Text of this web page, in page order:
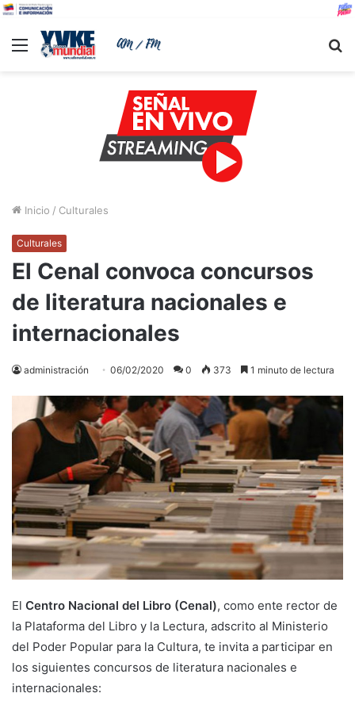
Menu
Inicio / Culturales
Culturales
El Cenal convoca concursos
de literatura nacionales e
internacionales
administración 06/02/2020 0 373 1 minuto de lectura
El Centro Nacional del Libro (Cenal), como ente rector de
la Plataforma del Libro y la Lectura, adscrito al Ministerio
del Poder Popular para la Cultura, te invita a participar en
los siguientes concursos de literatura nacionales e
internacionales: